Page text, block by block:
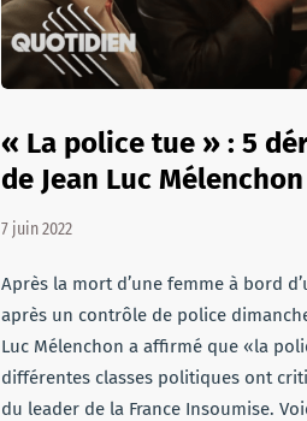
« La police tue » : 5
de Jean Luc Mélenchon
7 juin 2022
Après la mort d’une femme à bord
après un contrôle de police
Luc Mélenchon a affirmé que «la
différentes classes politiques ont
du leader de la France Insoumise.